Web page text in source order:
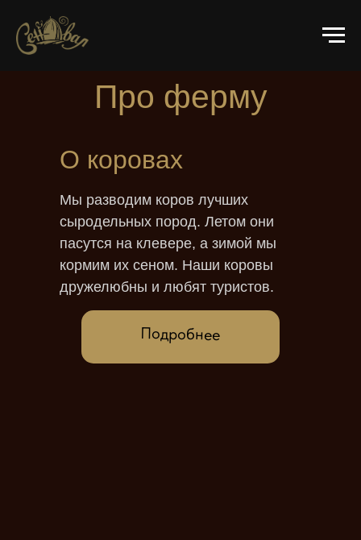
Про ферму
О коровах
Мы разводим коров лучших
сыродельных пород. Летом они
пасутся на клевере, а зимой мы
кормим их сеном. Наши коровы
дружелюбны и любят туристов.
Подробнее